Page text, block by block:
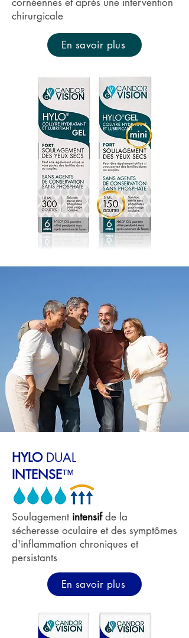
cornéennes et après une intervention
chirurgicale
En savoir plus
HYLODUAL
INTENSE™
Soulagement intensif de la
sécheresse oculaire et des symptômes
d'inflammation chroniques et
persistants
En savoir plus